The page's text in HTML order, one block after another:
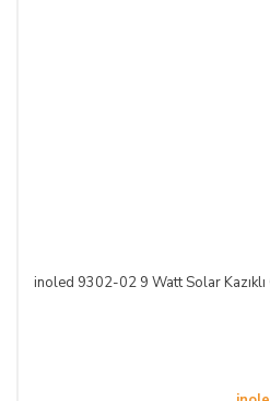
inoled 9302-02 9 Watt Solar Kazıklı